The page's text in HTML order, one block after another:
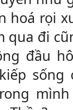
hoá rọi
qua đi
đầu
sống